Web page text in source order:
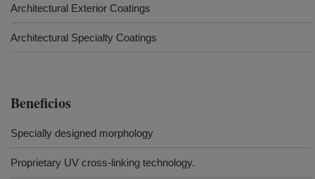
Architectural Exterior Coatings
Architectural Specialty Coatings
Beneficios
Specially designed morphology
Proprietary UV cross-linking technology.